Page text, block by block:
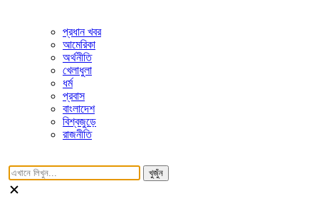
প্রধান খবর
আমেরিকা
অর্থনীতি
খেলাধুলা
ধর্ম
প্রবাস
বাংলাদেশ
বিশ্বজুড়ে
রাজনীতি
খুজুঁন